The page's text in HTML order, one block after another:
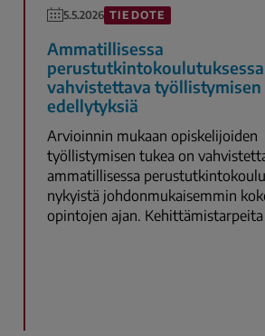
5.5.2026 TIEDOTE
Ammatillisessa
vahvistettava työllistymisen
edellytyksiä
Arvioinnin mukaan opiskelijoiden
työllistymisen tukea on
ammatillisessa
nykyistä johdonmukaisemmin
opintojen ajan.